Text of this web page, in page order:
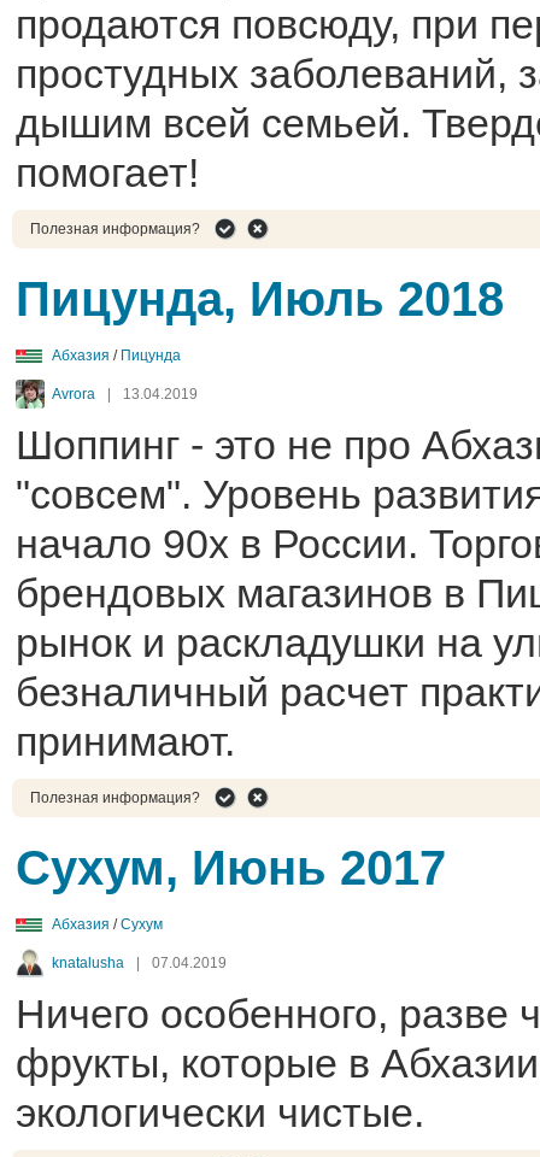
продаются повсюду, при
простудных заболеваний,
дышим всей семьей.
помогает!
Полезная информация?
Пицунда, Июль 2018
Абхазия / Пицунда
Avrora 13.04.2019
Шоппинг - это не про
"совсем". Уровень
начало 90х в России.
брендовых магазинов в
рынок и раскладушки на
безналичный расчет
принимают.
Полезная информация?
Сухум, Июнь 2017
Абхазия /Сухум
knatalusha 07.04.2019
Ничего особенного, разве
фрукты, которые в
экологически чистые.